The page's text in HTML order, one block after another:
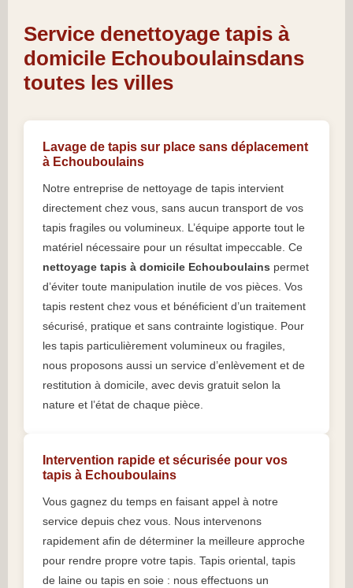
Service denettoyage tapis à
domicile Echouboulainsdans
toutes les villes
Lavage de tapis sur place sans déplacement
à Echouboulains
Notre entreprise de nettoyage de tapis intervient
directement chez vous, sans aucun transport de vos
tapis fragiles ou volumineux. L’équipe apporte tout le
matériel nécessaire pour un résultat impeccable. Ce
nettoyage tapis à domicile Echouboulains permet
d’éviter toute manipulation inutile de vos pièces. Vos
tapis restent chez vous et bénéficient d’un traitement
sécurisé, pratique et sans contrainte logistique. Pour
les tapis particulièrement volumineux ou fragiles,
nous proposons aussi un service d’enlèvement et de
restitution à domicile, avec devis gratuit selon la
nature et l’état de chaque pièce.
Intervention rapide et sécurisée pour vos
tapis à Echouboulains
Vous gagnez du temps en faisant appel à notre
service depuis chez vous. Nous intervenons
rapidement afin de déterminer la meilleure approche
pour rendre propre votre tapis. Tapis oriental, tapis
de laine ou tapis en soie : nous effectuons un